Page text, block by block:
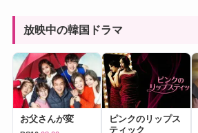
放映中の韓国ドラマ
お父さんが変
ピンクのリップス
ティック